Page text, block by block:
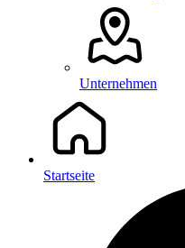
Unternehmen
Startseite